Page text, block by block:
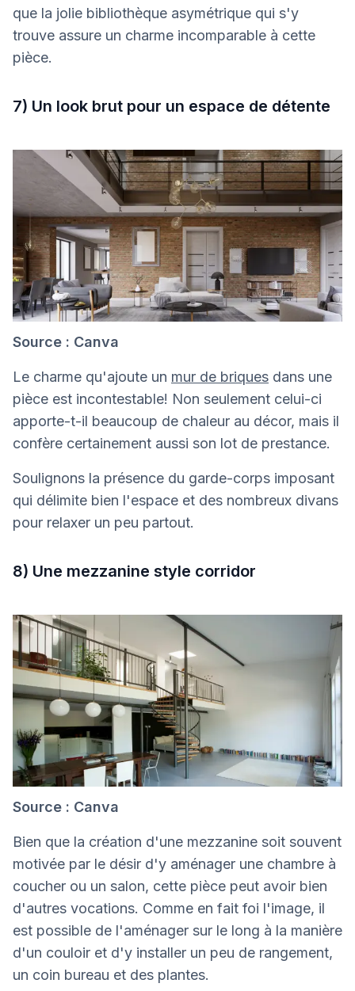
que la jolie bibliothèque asymétrique qui s'y
trouve assure un charme incomparable à cette
pièce.
7) Un look brut pour un espace de détente
Source : Canva
Le charme qu'ajoute un mur de briques dans une
pièce est incontestable! Non seulement celui-ci
apporte-t-il beaucoup de chaleur au décor, mais il
confère certainement aussi son lot de prestance.
Soulignons la présence du garde-corps imposant
qui délimite bien l'espace et des nombreux divans
pour relaxer un peu partout.
8) Une mezzanine style corridor
Source : Canva
Bien que la création d'une mezzanine soit souvent
motivée par le désir d'y aménager une chambre à
coucher ou un salon, cette pièce peut avoir bien
d'autres vocations. Comme en fait foi l'image, il
est possible de l'aménager sur le long à la manière
d'un couloir et d'y installer un peu de rangement,
un coin bureau et des plantes.